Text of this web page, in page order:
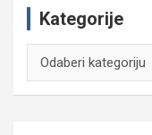
Kategorije